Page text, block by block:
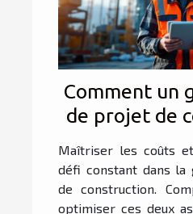
Comment un
de projet de
optimise-t-il
Maîtriser les coûts
défi constant dans la
de construction.
optimiser ces deux